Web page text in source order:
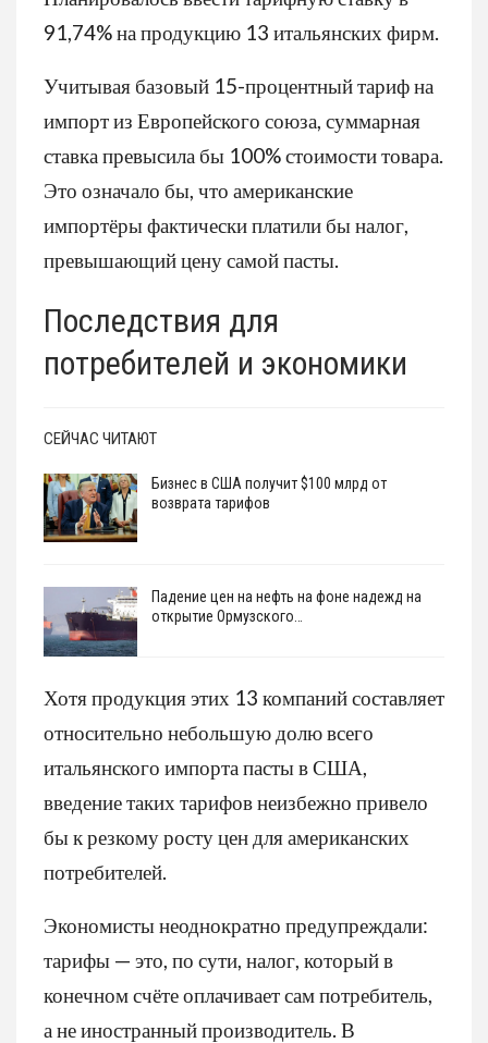
91,74% на продукцию 13 итальянских фирм.
Учитывая базовый 15-процентный тариф на
импорт из Европейского союза, суммарная
ставка превысила бы 100% стоимости товара.
Это означало бы, что американские
импортёры фактически платили бы налог,
превышающий цену самой пасты.
Последствия для
потребителей и экономики
СЕЙЧАС ЧИТАЮТ
Бизнес в США получит $100 млрд от
возврата тарифов
Падение цен на нефть на фоне надежд на
открытие Ормузского…
Хотя продукция этих 13 компаний составляет
относительно небольшую долю всего
итальянского импорта пасты в США,
введение таких тарифов неизбежно привело
бы к резкому росту цен для американских
потребителей.
Экономисты неоднократно предупреждали:
тарифы — это, по сути, налог, который в
конечном счёте оплачивает сам потребитель,
а не иностранный производитель. В